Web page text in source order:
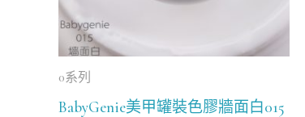
0系列
BabyGenie美甲罐裝色膠牆面白015